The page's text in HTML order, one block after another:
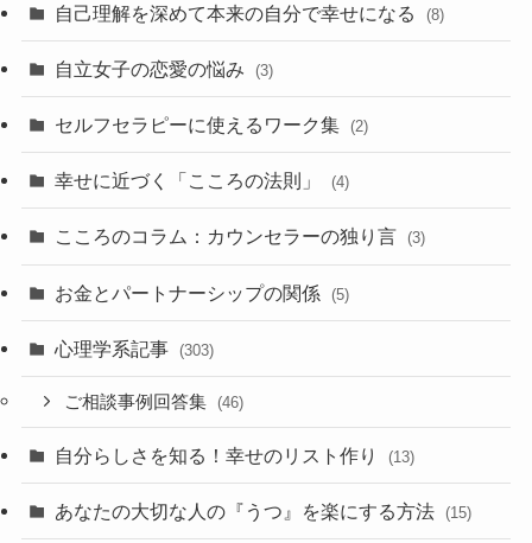
自己理解を深めて本来の自分で幸せになる (8)
自立女子の恋愛の悩み (3)
セルフセラピーに使えるワーク集 (2)
幸せに近づく「こころの法則」 (4)
こころのコラム：カウンセラーの独り言 (3)
お金とパートナーシップの関係 (5)
心理学系記事 (303)
ご相談事例回答集 (46)
自分らしさを知る！幸せのリスト作り (13)
あなたの大切な人の『うつ』を楽にする方法 (15)